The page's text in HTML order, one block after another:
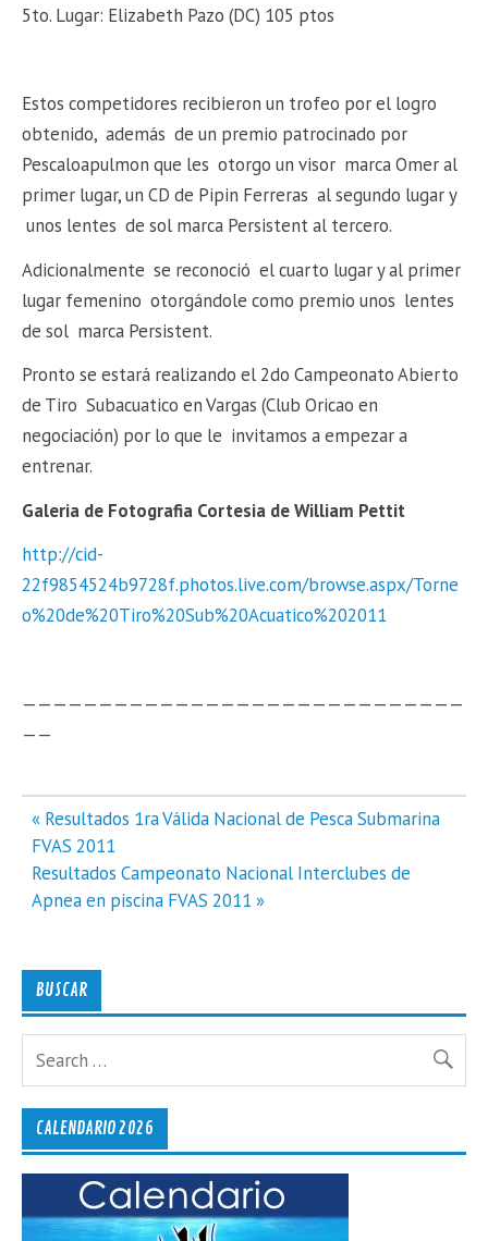
5to. Lugar: Elizabeth Pazo (DC) 105 ptos
Estos competidores recibieron un trofeo por el logro
obtenido, además de un premio patrocinado por
Pescaloapulmon que les otorgo un visor marca Omer al
primer lugar, un CD de Pipin Ferreras al segundo lugar y
unos lentes de sol marca Persistent al tercero.
Adicionalmente se reconoció el cuarto lugar y al primer
lugar femenino otorgándole como premio unos lentes
de sol marca Persistent.
Pronto se estará realizando el 2do Campeonato Abierto
de Tiro Subacuatico en Vargas (Club Oricao en
negociación) por lo que le invitamos a empezar a
entrenar.
Galeria de Fotografia Cortesia de William Pettit
http://cid-
22f9854524b9728f.photos.live.com/browse.aspx/Torne
o%20de%20Tiro%20Sub%20Acuatico%202011
—————————————————————————————
——
Navegación
de
entradas
« Resultados 1ra Válida Nacional de Pesca Submarina
FVAS 2011
Resultados Campeonato Nacional Interclubes de
Apnea en piscina FVAS 2011 »
BUSCAR
CALENDARIO 2026